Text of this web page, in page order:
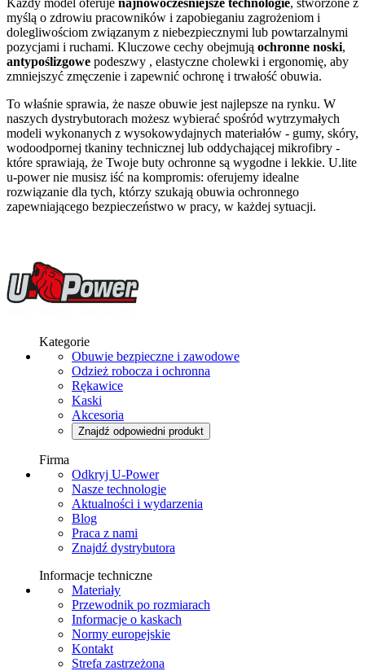
myślą o zdrowiu pracowników i zapobieganiu zagrożeniom i
dolegliwościom związanym z niebezpiecznymi lub powtarzalnymi
pozycjami i ruchami. Kluczowe cechy obejmują ochronne noski,
antypoślizgowe podeszwy , elastyczne cholewki i ergonomię, aby
zmniejszyć zmęczenie i zapewnić ochronę i trwałość obuwia.
To właśnie sprawia, że nasze obuwie jest najlepsze na rynku. W
naszych dystrybutorach możesz wybierać spośród wytrzymałych
modeli wykonanych z wysokowydajnych materiałów - gumy, skóry,
wodoodpornej tkaniny technicznej lub oddychającej mikrofibry -
które sprawiają, że Twoje buty ochronne są wygodne i lekkie. U.lite
u-power nie musisz iść na kompromis: oferujemy idealne
rozwiązanie dla tych, którzy szukają obuwia ochronnego
zapewniającego bezpieczeństwo w pracy, w każdej sytuacji.
Kategorie
Obuwie bezpieczne i zawodowe
Odzież robocza i ochronna
Rękawice
Kaski
Akcesoria
Znajdź odpowiedni produkt
Firma
Odkryj U-Power
Nasze technologie
Aktualności i wydarzenia
Blog
Praca z nami
Znajdź dystrybutora
Informacje techniczne
Materiały
Przewodnik po rozmiarach
Informacje o kaskach
Normy europejskie
Kontakt
Strefa zastrzeżona